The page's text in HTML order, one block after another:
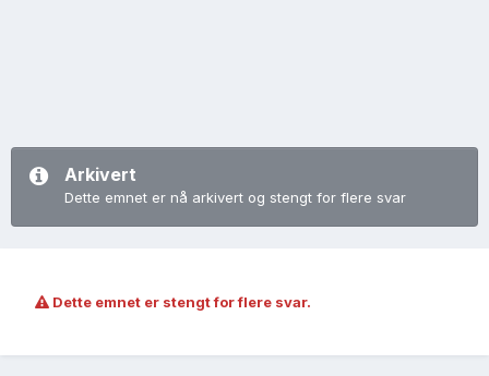
Arkivert
Dette emnet er nå arkivert og stengt for flere svar
Dette emnet er stengt for flere svar.